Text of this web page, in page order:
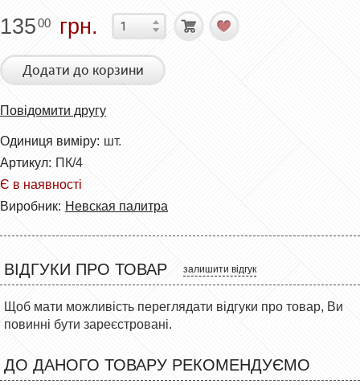
13500 грн.
Додати до корзини
Повідомити другу
Одиниця виміру: шт.
Артикул: ПК/4
Є в наявності
Виробник: Невская палитра
ВІДГУКИ ПРО ТОВАР залишити відгук
Щоб мати можливість переглядати відгуки про товар, Ви
повинні бути зареєстровані.
ДО ДАНОГО ТОВАРУ РЕКОМЕНДУЄМО